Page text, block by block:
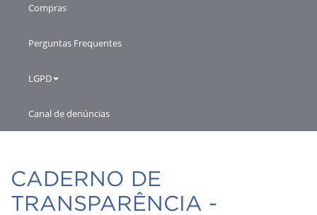
Compras
Perguntas Frequentes
LGPD
Canal de denúncias
CADERNO DE
TRANSPARÊNCIA -